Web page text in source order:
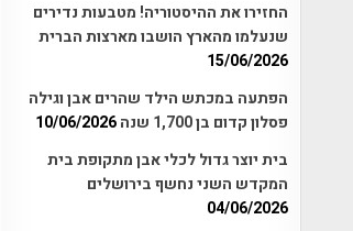
החזירו את ההיסטוריה! מטבעות נדירים
שנעלמו מהארץ הושבו מארצות הברית
15/06/2026
הפתעה במכתש הילד שהרים אבן וגילה
פסלון קדום בן 1,700 שנה
10/06/2026
בית יוצר גדול לכלי אבן מתקופת בית
המקדש השני נחשף בירושלים
04/06/2026